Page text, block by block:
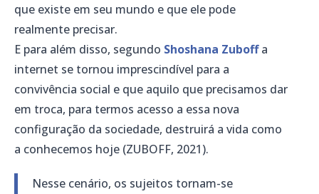
que existe em seu mundo e que ele pode
realmente precisar.
E para além disso, segundo Shoshana Zuboffa
internet se tornou imprescindível para a
convivência social e que aquilo que precisamos dar
em troca, para termos acesso a essa nova
configuração da sociedade, destruirá a vida como
a conhecemos hoje (ZUBOFF, 2021).
Nesse cenário, os sujeitos tornam-se